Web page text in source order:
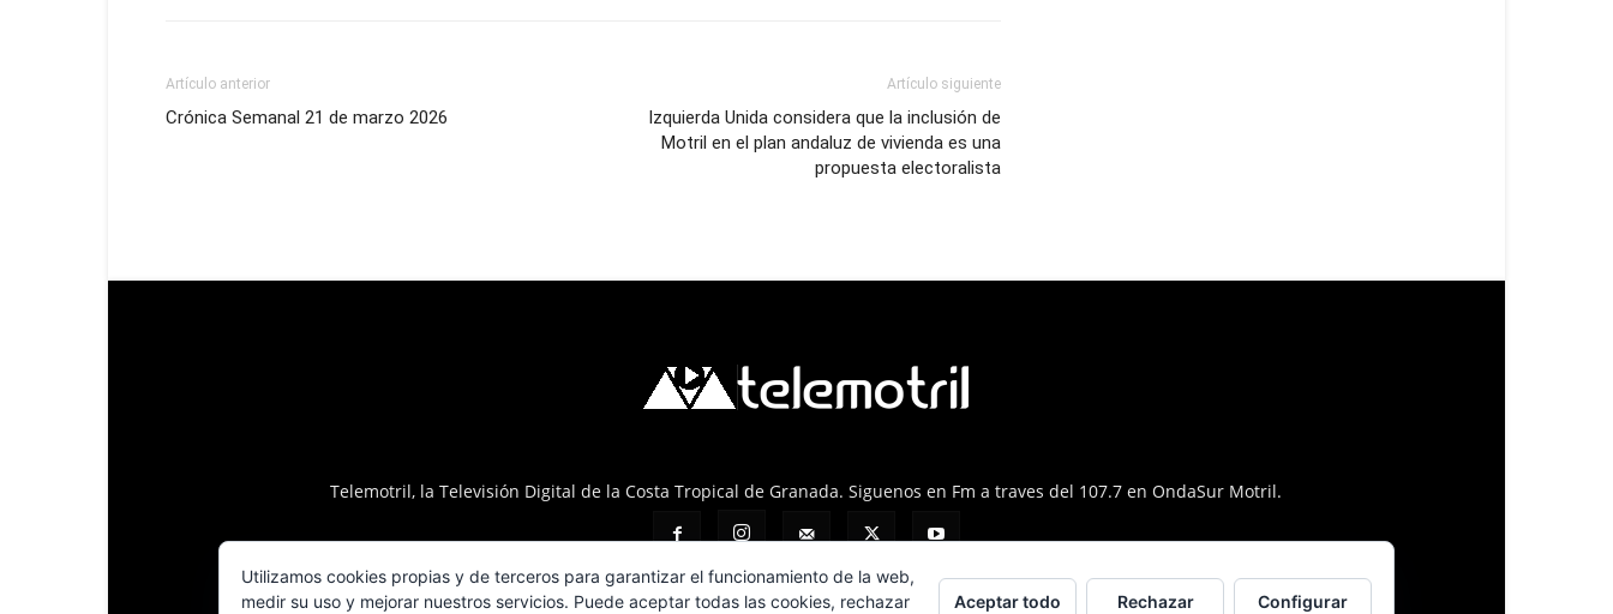
Artículo anterior
Crónica Semanal 21 de marzo 2026
Artículo siguiente
Izquierda Unida considera que la inclusión de
Motril en el plan andaluz de vivienda es una
propuesta electoralista
Telemotril, la Televisión Digital de la Costa Tropical de Granada. Siguenos en Fm a traves del 107.7 en OndaSur Motril.
Utilizamos cookies propias y de terceros para garantizar el funcionamiento de la web,
medir su uso y mejorar nuestros servicios. Puede aceptar todas las cookies, rechazar
Aceptar todo Rechazar Configurar